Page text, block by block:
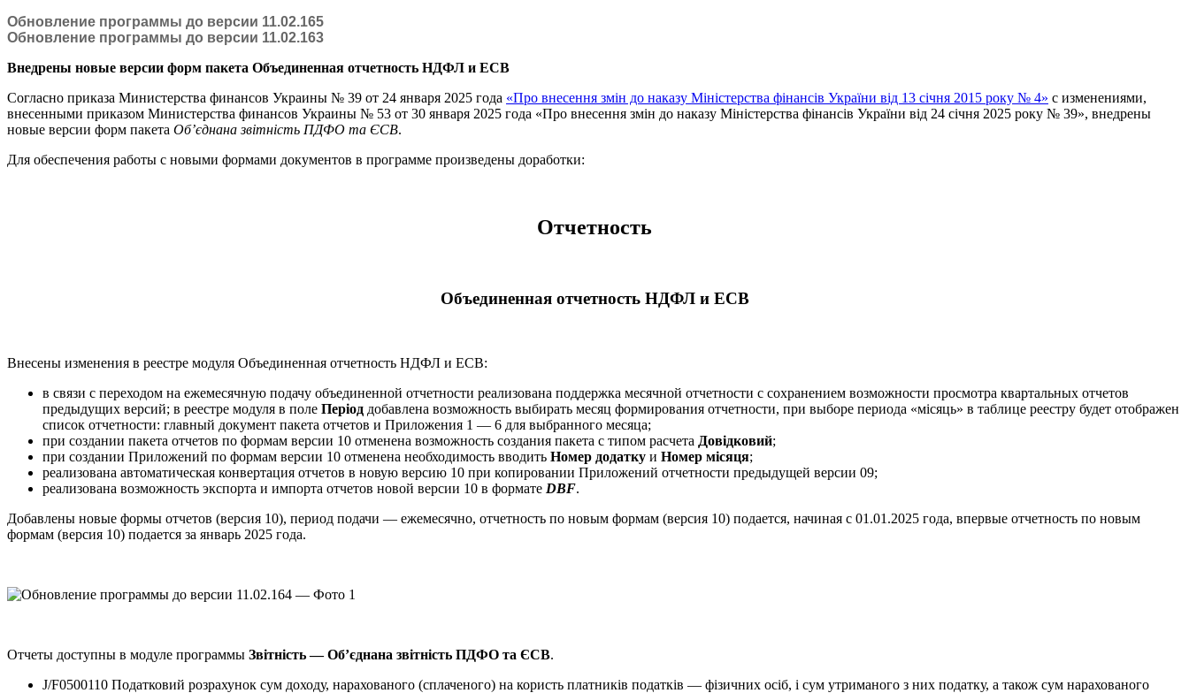
Обновление программы до версии 11.02.165
Обновление программы до версии 11.02.163
Внедрены новые версии форм пакета Объединенная отчетность НДФЛ и ЕСВ
Согласно приказа Министерства финансов Украины № 39 от 24 января 2025 года «Про внесення змін до наказу Міністерства фінансів України від 13 січня 2015 року № 4» с изменениями,
внесенными приказом Министерства финансов Украины № 53 от 30 января 2025 года «Про внесення змін до наказу Міністерства фінансів України від 24 січня 2025 року № 39», внедрены
новые версии форм пакета Об’єднана звітність ПДФО та ЄСВ.
Для обеспечения работы с новыми формами документов в программе произведены доработки:
Отчетность
Объединенная отчетность НДФЛ и ЕСВ
Внесены изменения в реестре модуля Объединенная отчетность НДФЛ и ЕСВ:
в связи с переходом на ежемесячную подачу объединенной отчетности реализована поддержка месячной отчетности с сохранением возможности просмотра квартальных отчетов
предыдущих версий; в реестре модуля в поле Період добавлена возможность выбирать месяц формирования отчетности, при выборе периода «місяць» в таблице реестру будет отображен
список отчетности: главный документ пакета отчетов и Приложения 1 — 6 для выбранного месяца;
при создании пакета отчетов по формам версии 10 отменена возможность создания пакета с типом расчета Довідковий;
при создании Приложений по формам версии 10 отменена необходимость вводить Номер додатку и Номер місяця;
реализована автоматическая конвертация отчетов в новую версию 10 при копировании Приложений отчетности предыдущей версии 09;
реализована возможность экспорта и импорта отчетов новой версии 10 в формате DBF.
Добавлены новые формы отчетов (версия 10), период подачи — ежемесячно, отчетность по новым формам (версия 10) подается, начиная с 01.01.2025 года, впервые отчетность по новым
формам (версия 10) подается за январь 2025 года.
Отчеты доступны в модуле программы Звітність — Об’єднана звітність ПДФО та ЄСВ.
J/F0500110 Податковий розрахунок сум доходу, нарахованого (сплаченого) на користь платників податків — фізичних осіб, і сум утриманого з них податку, а також сум нарахованого